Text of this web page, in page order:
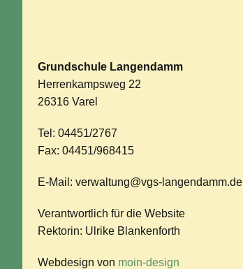
Grundschule Langendamm
Herrenkampsweg 22
26316 Varel
Tel: 04451/2767
Fax: 04451/968415
E-Mail: verwaltung@vgs-langendamm.de
Verantwortlich für die Website
Rektorin: Ulrike Blankenforth
Webdesign von moin-design